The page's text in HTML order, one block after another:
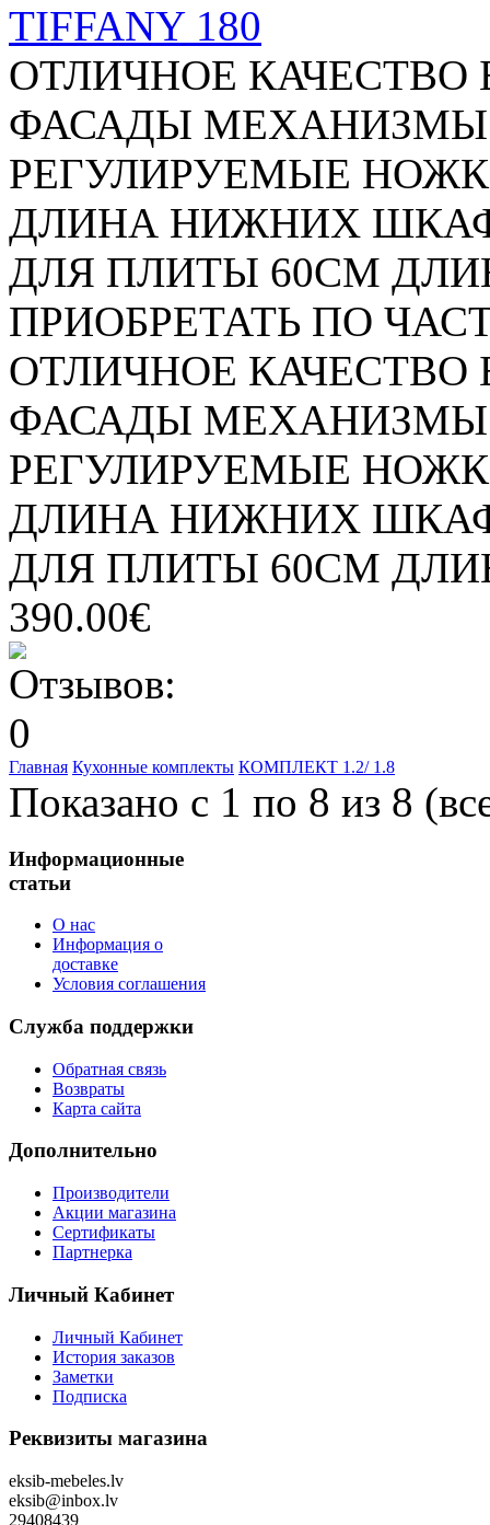
TIFFANY 180
ОТЛИЧНОЕ
ФАСАДЫ МЕХАНИЗМЫ
РЕГУЛИРУЕМЫЕ
ДЛИНА НИЖНИХ
ДЛЯ ПЛИТЫ 60СМ
ПРИОБРЕТАТЬ ПО
ОТЛИЧНОЕ
ФАСАДЫ МЕХАНИЗМЫ
РЕГУЛИРУЕМЫЕ
ДЛИНА НИЖНИХ
ДЛЯ ПЛИТЫ 60СМ
390.00€
Главная Кухонные комплекты КОМПЛЕКТ 1.2/ 1.8
Показано с 1 по 8 из 8
Информационные
статьи
О нас
Информация о
доставке
Условия соглашения
Служба поддержки
Обратная связь
Возвраты
Карта сайта
Дополнительно
Производители
Акции магазина
Сертификаты
Партнерка
Личный Кабинет
Личный Кабинет
История заказов
Заметки
Подписка
Реквизиты магазина
eksib-mebeles.lv
eksib@inbox.lv
29408439